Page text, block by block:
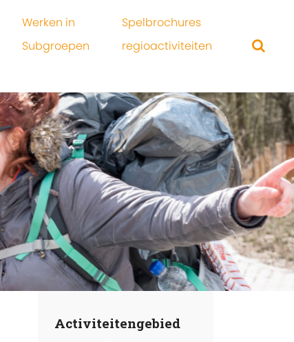
Werken in
Subgroepen
Spelbrochures
regioactiviteiten
Activiteitengebied